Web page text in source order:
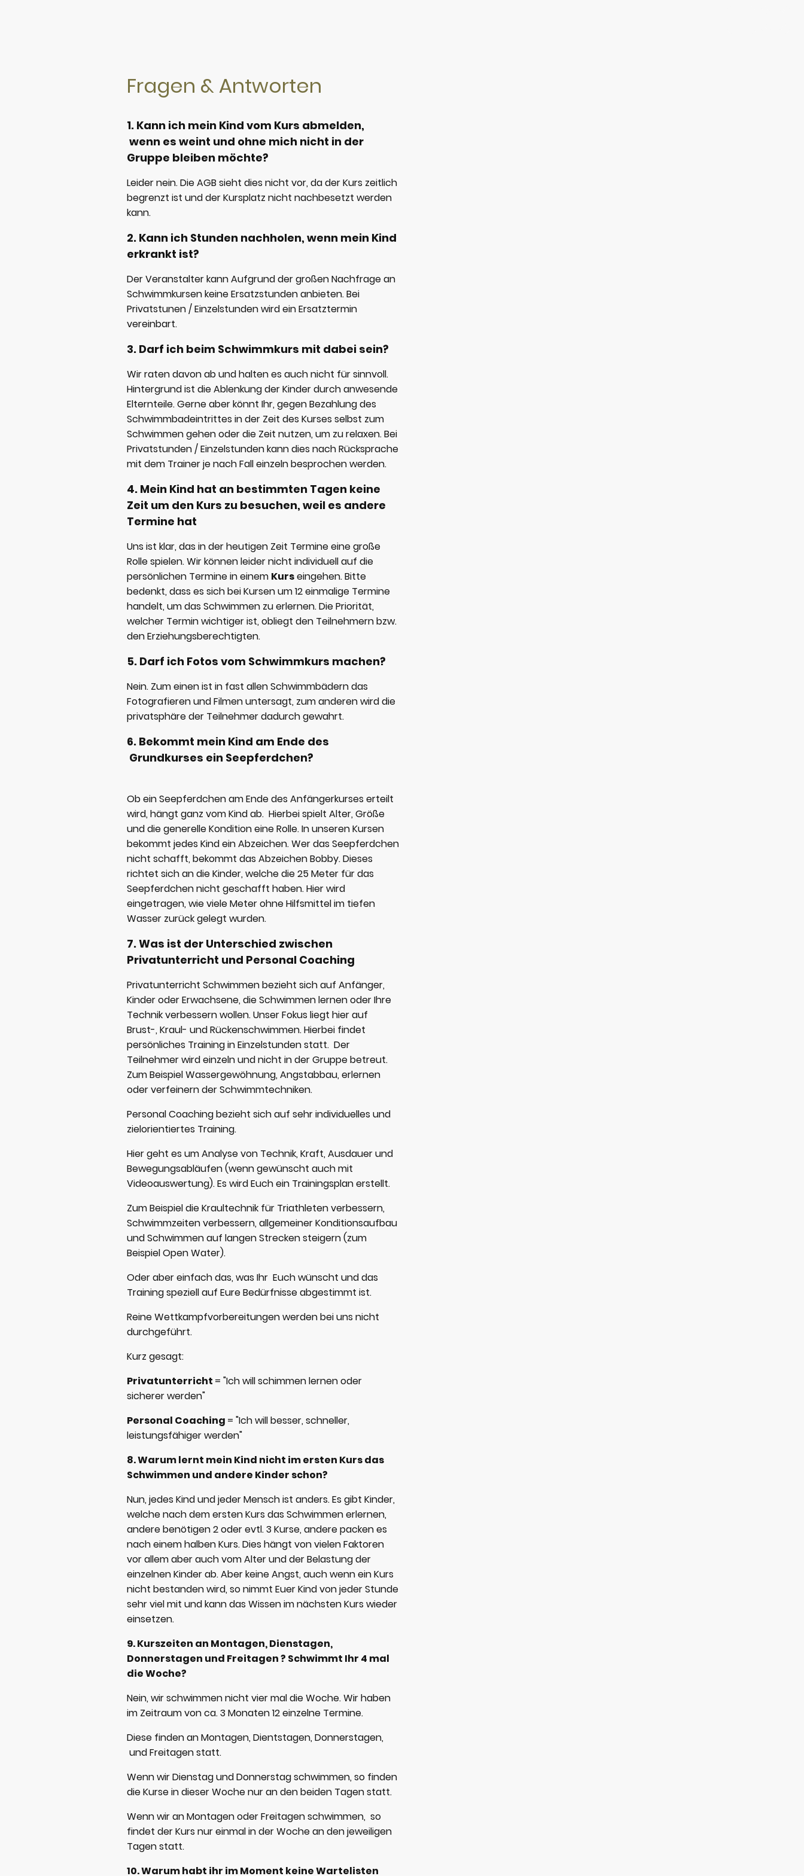
Fragen & Antworten
1. Kann ich mein Kind vom Kurs abmelden,
wenn es weint und ohne mich nicht in der
Gruppe bleiben möchte?
Leider nein. Die AGB sieht dies nicht vor, da der Kurs zeitlich
begrenzt ist und der Kursplatz nicht nachbesetzt werden
kann.
2. Kann ich Stunden nachholen, wenn mein Kind
erkrankt ist?
Der Veranstalter kann Aufgrund der großen Nachfrage an
Schwimmkursen keine Ersatzstunden anbieten. Bei
Privatstunen / Einzelstunden wird ein Ersatztermin
vereinbart.
3. Darf ich beim Schwimmkurs mit dabei sein?
Wir raten davon ab und halten es auch nicht für sinnvoll.
Hintergrund ist die Ablenkung der Kinder durch anwesende
Elternteile. Gerne aber könnt Ihr, gegen Bezahlung des
Schwimmbadeintrittes in der Zeit des Kurses selbst zum
Schwimmen gehen oder die Zeit nutzen, um zu relaxen. Bei
Privatstunden / Einzelstunden kann dies nach Rücksprache
mit dem Trainer je nach Fall einzeln besprochen werden.
4. Mein Kind hat an bestimmten Tagen keine
Zeit um den Kurs zu besuchen, weil es andere
Termine hat
Uns ist klar, das in der heutigen Zeit Termine eine große
Rolle spielen. Wir können leider nicht individuell auf die
persönlichen Termine in einem Kurseingehen. Bitte
bedenkt, dass es sich bei Kursen um 12 einmalige Termine
handelt, um das Schwimmen zu erlernen. Die Priorität,
welcher Termin wichtiger ist, obliegt den Teilnehmern bzw.
den Erziehungsberechtigten.
5. Darf ich Fotos vom Schwimmkurs machen?
Nein. Zum einen ist in fast allen Schwimmbädern das
Fotografieren und Filmen untersagt, zum anderen wird die
privatsphäre der Teilnehmer dadurch gewahrt.
6. Bekommt mein Kind am Ende des
Grundkurses ein Seepferdchen?
Ob ein Seepferdchen am Ende des Anfängerkurses erteilt
wird, hängt ganz vom Kind ab. Hierbei spielt Alter, Größe
und die generelle Kondition eine Rolle. In unseren Kursen
bekommt jedes Kind ein Abzeichen. Wer das Seepferdchen
nicht schafft, bekommt das Abzeichen Bobby. Dieses
richtet sich an die Kinder, welche die 25 Meter für das
Seepferdchen nicht geschafft haben. Hier wird
eingetragen, wie viele Meter ohne Hilfsmittel im tiefen
Wasser zurück gelegt wurden.
7. Was ist der Unterschied zwischen
Privatunterricht und Personal Coaching
Privatunterricht Schwimmen bezieht sich auf Anfänger,
Kinder oder Erwachsene, die Schwimmen lernen oder Ihre
Technik verbessern wollen. Unser Fokus liegt hier auf
Brust-, Kraul- und Rückenschwimmen. Hierbei findet
persönliches Training in Einzelstunden statt. Der
Teilnehmer wird einzeln und nicht in der Gruppe betreut.
Zum Beispiel Wassergewöhnung, Angstabbau, erlernen
oder verfeinern der Schwimmtechniken.
Personal Coaching bezieht sich auf sehr individuelles und
zielorientiertes Training.
Hier geht es um Analyse von Technik, Kraft, Ausdauer und
Bewegungsabläufen (wenn gewünscht auch mit
Videoauswertung). Es wird Euch ein Trainingsplan erstellt.
Zum Beispiel die Kraultechnik für Triathleten verbessern,
Schwimmzeiten verbessern, allgemeiner Konditionsaufbau
und Schwimmen auf langen Strecken steigern (zum
Beispiel Open Water).
Oder aber einfach das, was Ihr Euch wünscht und das
Training speziell auf Eure Bedürfnisse abgestimmt ist.
Reine Wettkampfvorbereitungen werden bei uns nicht
durchgeführt.
Kurz gesagt:
Privatunterricht = "Ich will schimmen lernen oder
sicherer werden"
Personal Coaching = "Ich will besser, schneller,
leistungsfähiger werden"
8. Warum lernt mein Kind nicht im ersten Kurs das
Schwimmen und andere Kinder schon?
Nun, jedes Kind und jeder Mensch ist anders. Es gibt Kinder,
welche nach dem ersten Kurs das Schwimmen erlernen,
andere benötigen 2 oder evtl. 3 Kurse, andere packen es
nach einem halben Kurs. Dies hängt von vielen Faktoren
vor allem aber auch vom Alter und der Belastung der
einzelnen Kinder ab. Aber keine Angst, auch wenn ein Kurs
nicht bestanden wird, so nimmt Euer Kind von jeder Stunde
sehr viel mit und kann das Wissen im nächsten Kurs wieder
einsetzen.
9. Kurszeiten an Montagen, Dienstagen,
Donnerstagen und Freitagen ? Schwimmt Ihr 4 mal
die Woche?
Nein, wir schwimmen nicht vier mal die Woche. Wir haben
im Zeitraum von ca. 3 Monaten 12 einzelne Termine.
Diese finden an Montagen, Dientstagen, Donnerstagen,
und Freitagen statt.
Wenn wir Dienstag und Donnerstag schwimmen, so finden
die Kurse in dieser Woche nur an den beiden Tagen statt.
Wenn wir an Montagen oder Freitagen schwimmen, so
findet der Kurs nur einmal in der Woche an den jeweiligen
Tagen statt.
10. Warum habt ihr im Moment keine Wartelisten